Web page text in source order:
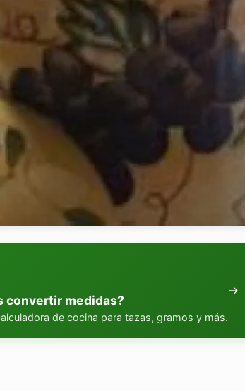
convertir medidas?
de cocina para tazas, gramos y más.
→